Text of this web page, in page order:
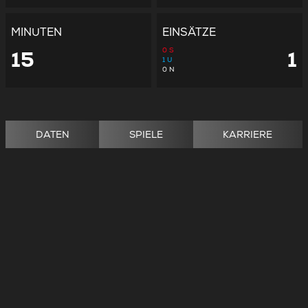
MINUTEN
15
EINSÄTZE
0 S
1 U
0 N 1
DATEN SPIELE KARRIERE